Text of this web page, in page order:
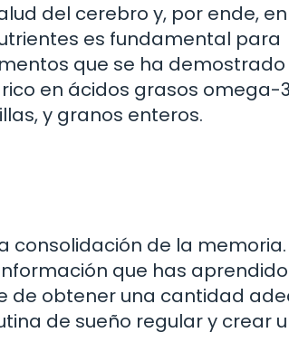
del cerebro y, por ende,
es fundamental para
que se ha demostrado
en ácidos grasos omega-
y granos enteros.
consolidación de la memoria.
que has aprendido
de obtener una cantidad
de sueño regular y crear